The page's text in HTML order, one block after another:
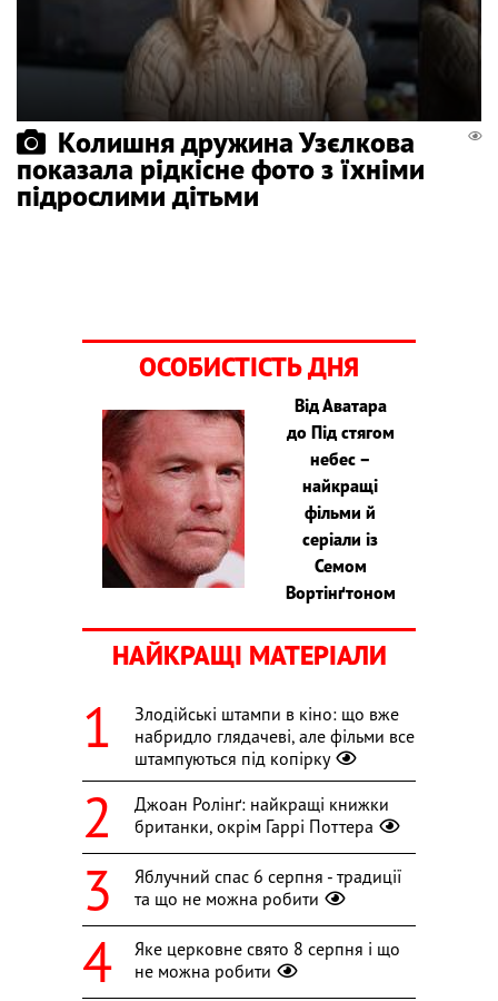
Колишня дружина Узєлкова
показала рідкісне фото з їхніми
підрослими дітьми
ОСОБИСТІСТЬ ДНЯ
Від Аватара
до Під стягом
небес –
найкращі
фільми й
серіали із
Семом
Вортінґтоном
НАЙКРАЩІ МАТЕРІАЛИ
Злодійські штампи в кіно: що вже
набридло глядачеві, але фільми все
штампуються під копірку
Джоан Ролінґ: найкращі книжки
британки, окрім Гаррі Поттера
Яблучний спас 6 серпня - традиції
та що не можна робити
Яке церковне свято 8 серпня і що
не можна робити